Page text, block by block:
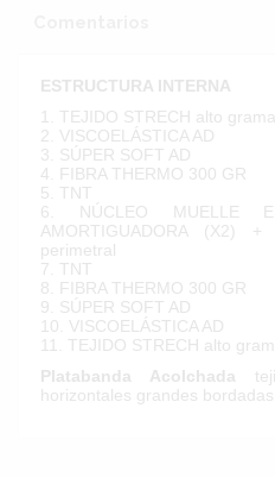
ESTRUCTURA INTERNA
1. TEJIDO STRECH alto
2. VISCOELÁSTICA AD
3. SÚPER SOFT AD
4. FIBRA THERMO 300 GR
5. TNT
6. NÚCLEO MUELLE
AMORTIGUADORA (X2)
perimetral
7. TNT
8. FIBRA THERMO 300 GR
9. SÚPER SOFT AD
10. VISCOELÁSTICA AD
11. TEJIDO STRECH alto
Platabanda Acolchada
horizontales grandes